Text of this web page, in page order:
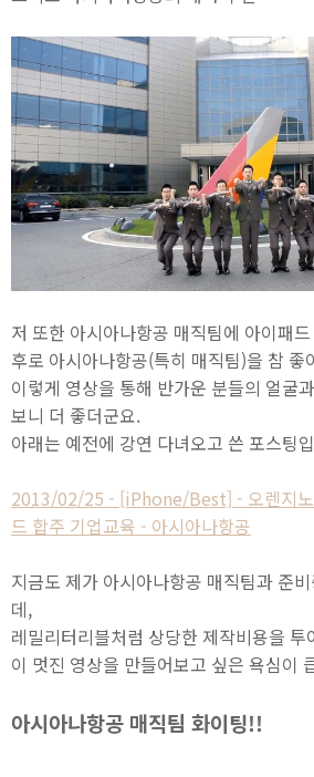
저 또한 아시아나항공 매직팀에 아이패
후로 아시아나항공(특히 매직팀)을 참 좋
이렇게 영상을 통해 반가운 분들의 얼굴
보니 더 좋더군요.
아래는 예전에 강연 다녀오고 쓴 포스팅
2013/02/25 - [iPhone/Best] - 오렌지노
드 합주 기업교육 - 아시아나항공
지금도 제가 아시아나항공 매직팀과 준
데,
레밀리터리블처럼 상당한 제작비용을
이 멋진 영상을 만들어보고 싶은 욕심이
아시아나항공 매직팀 화이팅!!